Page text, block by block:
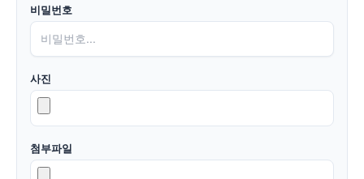
비밀번호
사진
첨부파일